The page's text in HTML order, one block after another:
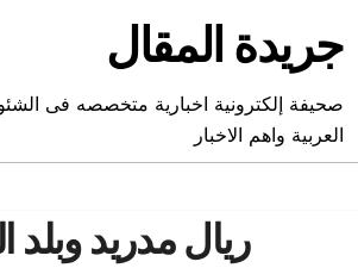
content
جريدة المقال
صحيفة إلكترونية اخبارية متخصصه فى
العربية واهم الاخبار
ريال مدريد وبلد